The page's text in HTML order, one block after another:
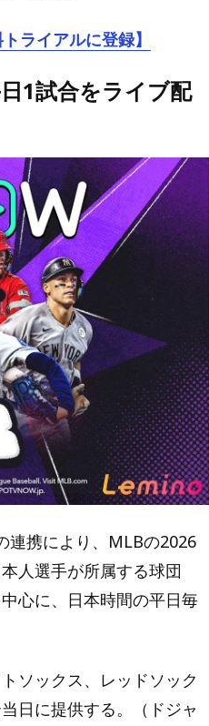
ライアルに登録】
1試合をライブ配
連携により、MLBの2026
人選手が所属する球団
心に、日本時間の平日毎
ソックス、レッドソック
日に提供する。（ドジャ